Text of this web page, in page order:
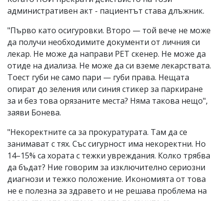
административен акт - пациентът става длъжник.
"Първо като осигуровки. Второ — той вече не може
да получи необходимите документи от личния си
лекар. Не може да направи PET скенер. Не може да
отиде на диализа. Не може да си вземе лекарствата.
Тоест губи не само пари — губи права. Нещата
опират до зеления или синия стикер за паркиране
за и без това орязаните места? Няма такова нещо",
заяви Бонева.
"Некоректните са за прокуратурата. Там да се
занимават с тях. Със сигурност има некоректни. Но
14–15% са хората с тежки увреждания. Колко трябва
да бъдат? Ние говорим за изключително сериозни
диагнози и тежко положение. Икономията от това
не е полезна за здравето и не решава проблема на